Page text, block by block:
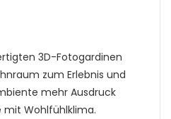
3D-Fotogardinen
zum Erlebnis und
mehr Ausdruck
Wohlfühlklima.